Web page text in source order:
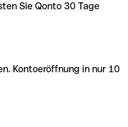
Sie Qonto 30 Tage
Kontoeröffnung in nur 10